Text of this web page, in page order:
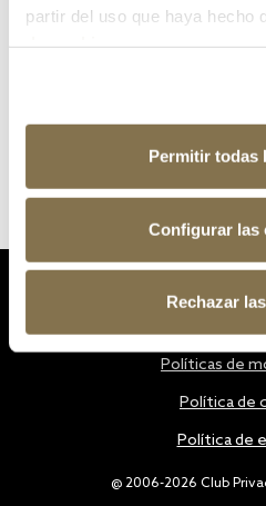
partir del uso que haya hecho
Permitir todas
Configurar las
Rechazar
@ 2006-2026 Club
Políticas de
Política de
Política de